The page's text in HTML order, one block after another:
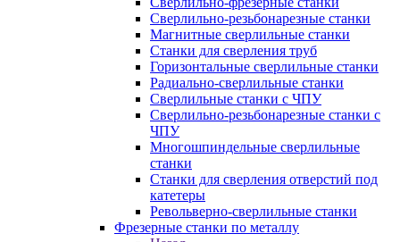
Сверлильно-резьбонарезные станки
Магнитные сверлильные станки
Станки для сверления труб
Горизонтальные сверлильные станки
Радиально-сверлильные станки
Сверлильные станки с ЧПУ
Сверлильно-резьбонарезные станки с
ЧПУ
Многошпиндельные сверлильные
станки
Станки для сверления отверстий под
катетеры
Револьверно-сверлильные станки
Фрезерные станки по металлу